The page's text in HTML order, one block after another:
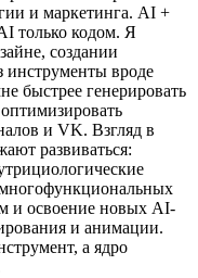
и маркетинга. AI +
только кодом. Я
создании
инструменты вроде
быстрее генерировать
и VK. Взгляд в
развиваться:
и освоение новых AI-
и анимации.
а ядро